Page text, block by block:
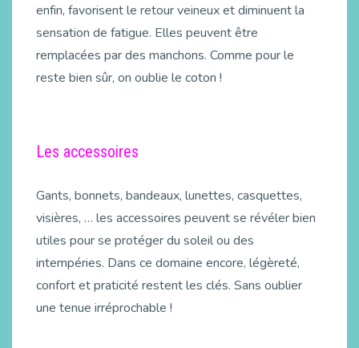
enfin, favorisent le retour veineux et diminuent la
sensation de fatigue. Elles peuvent être
remplacées par des manchons. Comme pour le
reste bien sûr, on oublie le coton !
Les accessoires
Gants, bonnets, bandeaux, lunettes, casquettes,
visières, … les accessoires peuvent se révéler bien
utiles pour se protéger du soleil ou des
intempéries. Dans ce domaine encore, légèreté,
confort et praticité restent les clés. Sans oublier
une tenue irréprochable !